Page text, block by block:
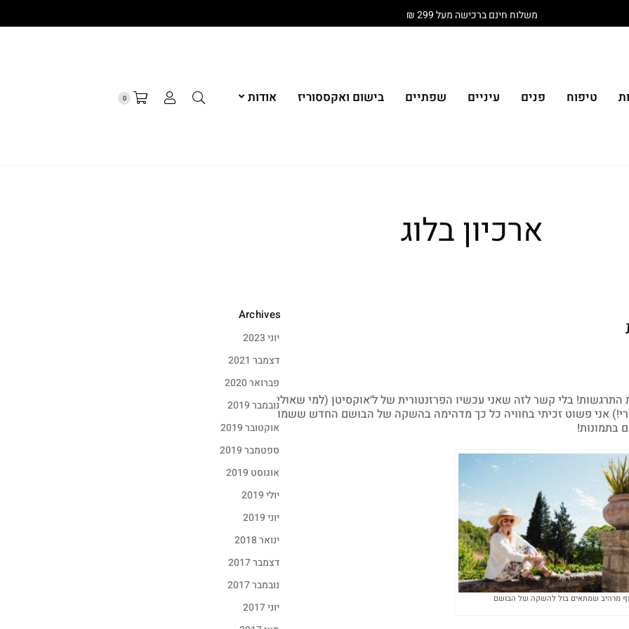
משלוח חינם ברכישה מעל 299 ₪
טיפוח פנים עיניים שפתיים בישום ואקססוריז אודות 0
ארכיון בלוג
בלי קשר לזה שאני עכשיו הפרזנטורית של ל׳אוקסיטן (למי שאולי
אני פשוט זכיתי בחוויה כל כך מדהימה בהשקה של הבושם החדש ששמו
מרהיב שמתאים בול להשקה של הבושם
Archives
יוני 2023
דצמבר 2021
פברואר 2020
נובמבר 2019
אוקטובר 2019
ספטמבר 2019
אוגוסט 2019
יולי 2019
יוני 2019
ינואר 2018
דצמבר 2017
נובמבר 2017
יוני 2017